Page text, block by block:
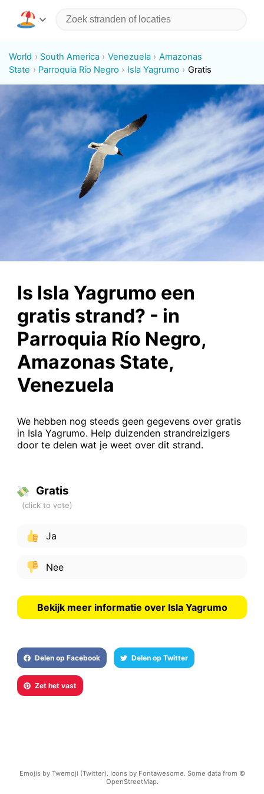
World South America Venezuela
Amazonas
State
Parroquia Río Negro Isla Yagrumo Gratis
Is Isla Yagrumo een
gratis strand? - in
Parroquia Río Negro,
Amazonas State,
Venezuela
We hebben nog steeds geen gegevens over gratis
in Isla Yagrumo. Help duizenden strandreizigers
door te delen wat je weet over dit strand.
Gratis
Ja
Nee
Bekijk meer informatie over Isla Yagrumo
Delen op Facebook Delen op Twitter
Zet het vast
Emojis by Twemoji (Twitter). Icons by Fontawesome. Some data from ©
OpenStreetMap.